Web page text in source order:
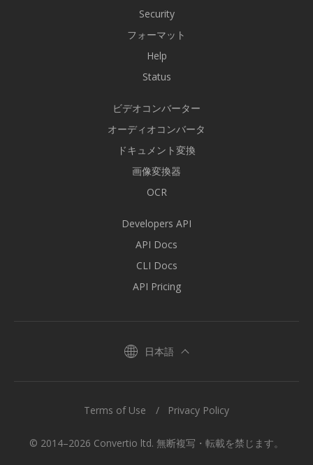
Security
フォーマット
Help
Status
ビデオコンバーター
オーディオコンバータ
ドキュメント変換
画像変換器
OCR
Developers API
API Docs
CLI Docs
API Pricing
日本語
© 2014–2026 Convertio ltd. 無断複写・転載を禁じます。
Terms of Use Privacy Policy